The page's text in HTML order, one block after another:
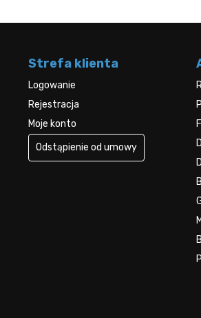
Strefa klienta
Logowanie
Rejestracja
Moje konto
Odstąpienie od umowy